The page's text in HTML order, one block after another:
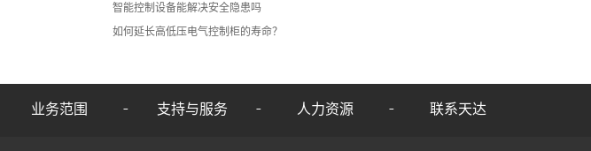
智能控制设备能解决安全隐患吗
如何延长高低压电气控制柜的寿命？
业务范围 支持与服务 人力资源 联系天达